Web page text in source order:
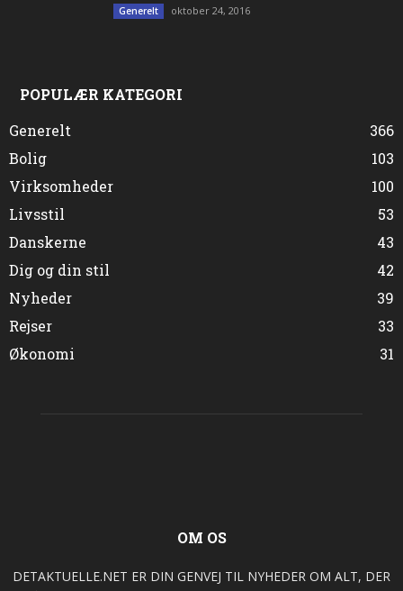
Generelt oktober 24, 2016
POPULÆR KATEGORI
Generelt
366
Bolig
103
Virksomheder
100
Livsstil
53
Danskerne
43
Dig og din stil
42
Nyheder
39
Rejser
33
Økonomi
31
OM OS
DETAKTUELLE.NET ER DIN GENVEJ TIL NYHEDER OM ALT, DER